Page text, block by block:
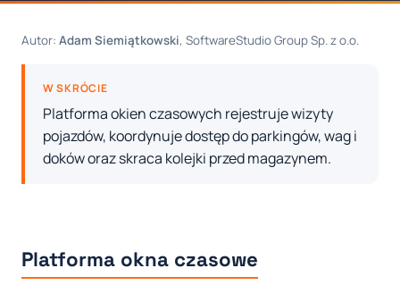
Autor: Adam Siemiątkowski, SoftwareStudio Group Sp. z o.o.
W SKRÓCIE
Platforma okien czasowych rejestruje wizyty
pojazdów, koordynuje dostęp do parkingów, wag i
doków oraz skraca kolejki przed magazynem.
Platforma okna czasowe